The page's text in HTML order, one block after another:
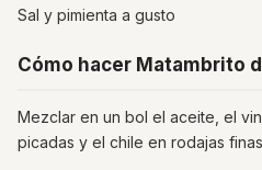
Sal y pimienta a gusto
Cómo hacer Matambrito
Mezclar en un bol el aceite, el
picadas y el chile en rodajas